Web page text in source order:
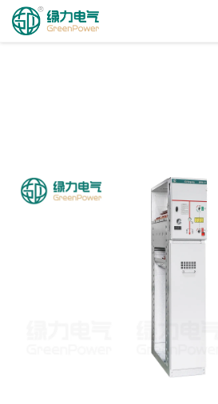
Tungkol Sa Amin
Makipag-ugnayan sa Amin